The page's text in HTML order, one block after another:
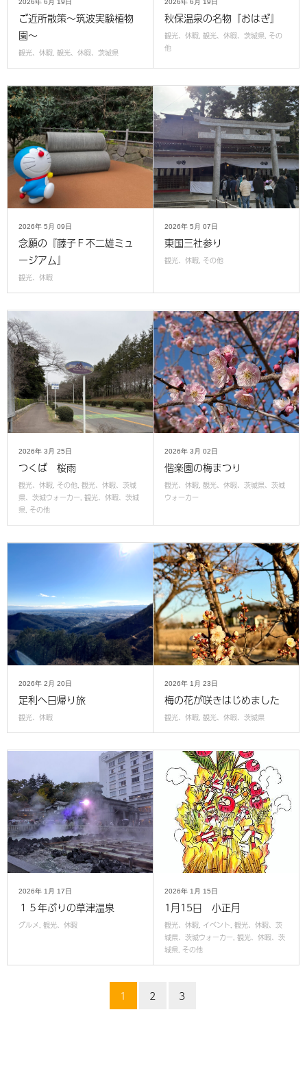
2026年 6月 19日
ご近所散策～筑波実験植物
園～
観光、休暇, 観光、休暇、茨城県
2026年 6月 19日
秋保温泉の名物『おはぎ』
観光、休暇, 観光、休暇、茨城県, その
他
2026年 5月 09日
念願の『藤子Ｆ不二雄ミュ
ージアム』
観光、休暇
2026年 5月 07日
東国三社参り
観光、休暇, その他
2026年 3月 25日
つくば 桜雨
観光、休暇, その他, 観光、休暇、茨城
県、茨城ウォーカー, 観光、休暇、茨城
県, その他
2026年 3月 02日
偕楽園の梅まつり
観光、休暇, 観光、休暇、茨城県、茨城
ウォーカー
2026年 2月 20日
足利へ日帰り旅
観光、休暇
2026年 1月 23日
梅の花が咲きはじめました
観光、休暇, 観光、休暇、茨城県
2026年 1月 17日
１５年ぶりの草津温泉
グルメ, 観光、休暇
2026年 1月 15日
1月15日 小正月
観光、休暇, イベント, 観光、休暇、茨
城県、茨城ウォーカー, 観光、休暇、茨
城県, その他
1 2 3